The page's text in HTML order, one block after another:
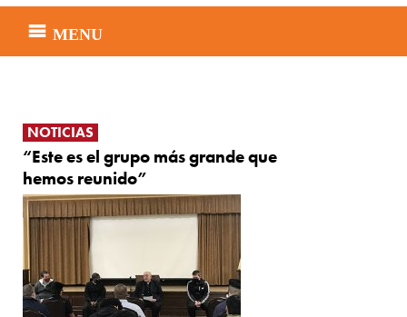
MENU
NOTICIAS
“Este es el grupo más grande que
hemos reunido”